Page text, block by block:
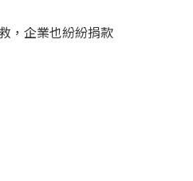
，企業也紛紛捐款